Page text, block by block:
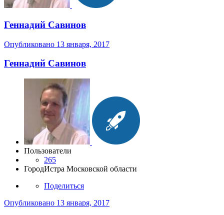
Геннадий Савинов
Опубликовано 13 января, 2017
Геннадий Савинов
Пользователи
265
ГородИстра Московской области
Поделиться
Опубликовано 13 января, 2017